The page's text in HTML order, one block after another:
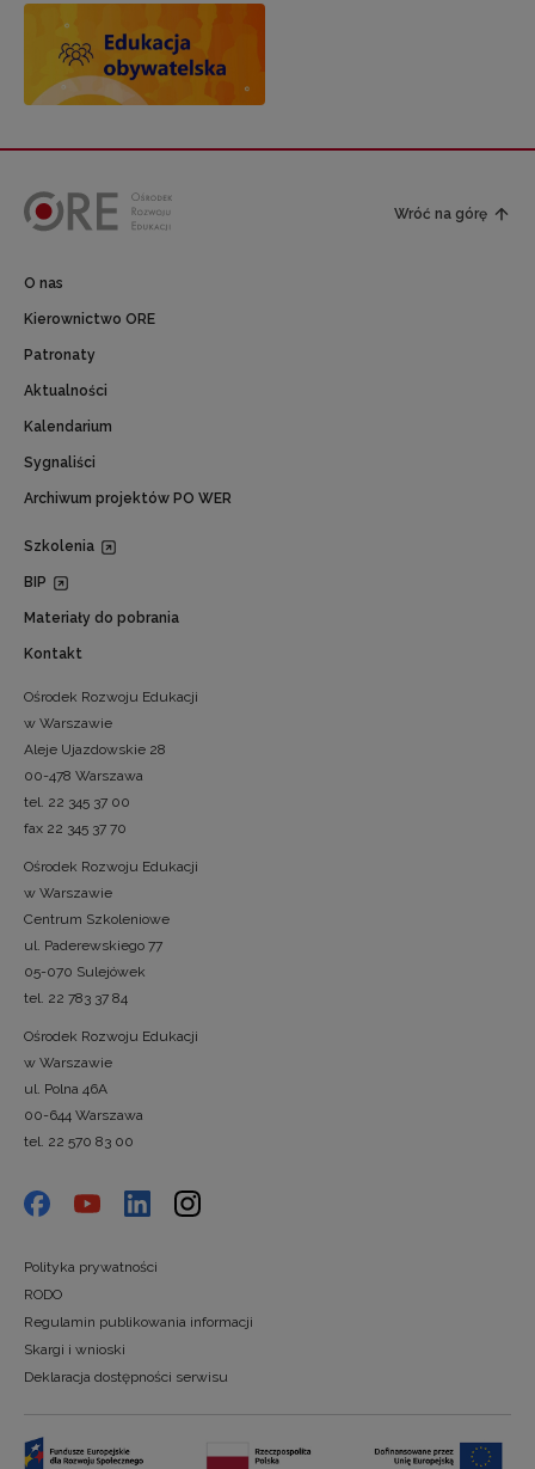
Wróć na górę
O nas
Kierownictwo ORE
Patronaty
Aktualności
Kalendarium
Sygnaliści
Archiwum projektów PO WER
Szkolenia
BIP
Materiały do pobrania
Kontakt
Ośrodek Rozwoju Edukacji
w Warszawie
Aleje Ujazdowskie 28
00-478 Warszawa
tel. 22 345 37 00
fax 22 345 37 70
Ośrodek Rozwoju Edukacji
w Warszawie
Centrum Szkoleniowe
ul. Paderewskiego 77
05-070 Sulejówek
tel. 22 783 37 84
Ośrodek Rozwoju Edukacji
w Warszawie
ul. Polna 46A
00-644 Warszawa
tel. 22 570 83 00
Polityka prywatności
RODO
Regulamin publikowania informacji
Skargi i wnioski
Deklaracja dostępności serwisu